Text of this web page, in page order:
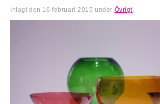
Inlagt den 16 februari 2015 under Övrigt